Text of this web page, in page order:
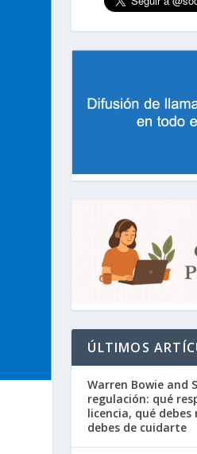
ÚLTIMOS
Warren Bowie and
regulación: qué
licencia, qué debes
debes de cuidarte